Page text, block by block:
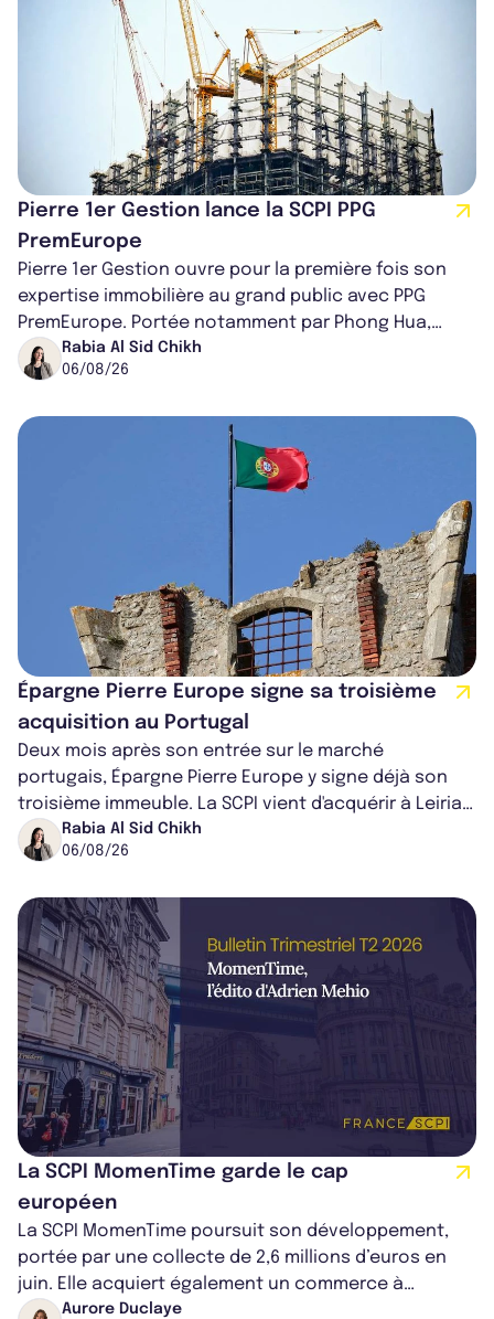
Pierre 1er Gestion lance la SCPI PPG
PremEurope
Pierre 1er Gestion ouvre pour la première fois son
expertise immobilière au grand public avec PPG
PremEurope. Portée notamment par Phong Hua,
ancien directeur des investissements d...
Rabia Al Sid Chikh
06/08/26
Épargne Pierre Europe signe sa troisième
acquisition au Portugal
Deux mois après son entrée sur le marché
portugais, Épargne Pierre Europe y signe déjà son
troisième immeuble. La SCPI vient d'acquérir à Leiria,
dans le centre du pays, un établis...
Rabia Al Sid Chikh
06/08/26
La SCPI MomenTime garde le cap
européen
La SCPI MomenTime poursuit son développement,
portée par une collecte de 2,6 millions d’euros en
juin. Elle acquiert également un commerce à
Worcester, place une plateforme logisti...
Aurore Duclaye